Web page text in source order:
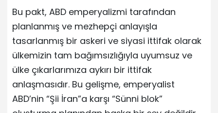
Bu pakt, ABD emperyalizmi tarafından
planlanmış ve mezhepçi anlayışla
tasarlanmış bir askeri ve siyasi ittifak olarak
ülkemizin tam bağımsızlığıyla uyumsuz ve
ülke çıkarlarımıza aykırı bir ittifak
anlaşmasıdır. Bu gelişme, emperyalist
ABD’nin “Şii İran”a karşı “Sünni blok”